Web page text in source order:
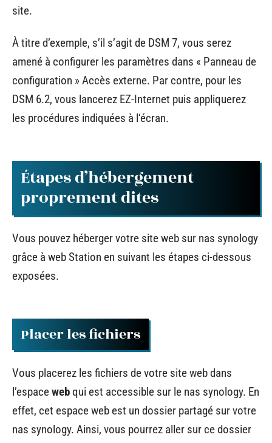
site.
À titre d’exemple, s’il s’agit de DSM 7, vous serez
amené à configurer les paramètres dans « Panneau de
configuration » Accès externe. Par contre, pour les
DSM 6.2, vous lancerez EZ-Internet puis appliquerez
les procédures indiquées à l‘écran.
Étapes d’hébergement
proprement dites
Vous pouvez héberger votre site web sur nas synology
grâce à web Station en suivant les étapes ci-dessous
exposées.
Placer les fichiers
Vous placerez les fichiers de votre site web dans
l’espacewebqui est accessible sur le nas synology. En
effet, cet espace web est un dossier partagé sur votre
nas synology. Ainsi, vous pourrez aller sur ce dossier